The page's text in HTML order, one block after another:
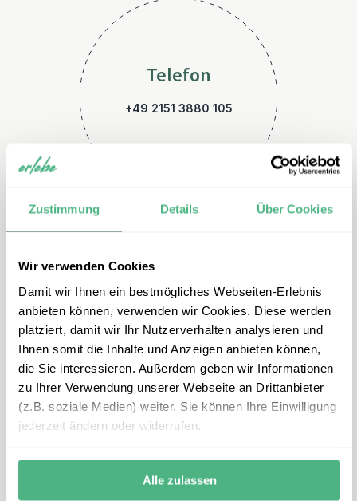
Zustimmung Details Über Cookies
Wir verwenden Cookies
Damit wir Ihnen ein bestmögliches Webseiten-Erlebnis
anbieten können, verwenden wir Cookies. Diese werden
platziert, damit wir Ihr Nutzerverhalten analysieren und
Ihnen somit die Inhalte und Anzeigen anbieten können,
die Sie interessieren. Außerdem geben wir Informationen
zu Ihrer Verwendung unserer Webseite an Drittanbieter
(z.B. soziale Medien) weiter. Sie können Ihre Einwilligung
jederzeit ändern oder widerrufen.
Alle zulassen
Telefon
+49 2151 3880 105
E-Mail
malaysia@erlebe.de
Montag – Freitag: